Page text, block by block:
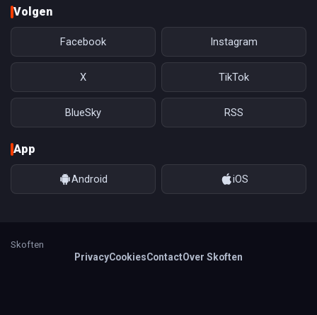
Volgen
Facebook Instagram
X TikTok
BlueSky RSS
App
Android iOS
Skoften
PrivacyCookiesContactOver Skoften